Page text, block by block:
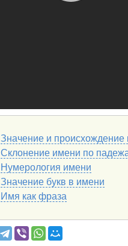
Значение и происхождение
Склонение имени по
Нумерология имени
Значение букв в имени
Имя как фраза